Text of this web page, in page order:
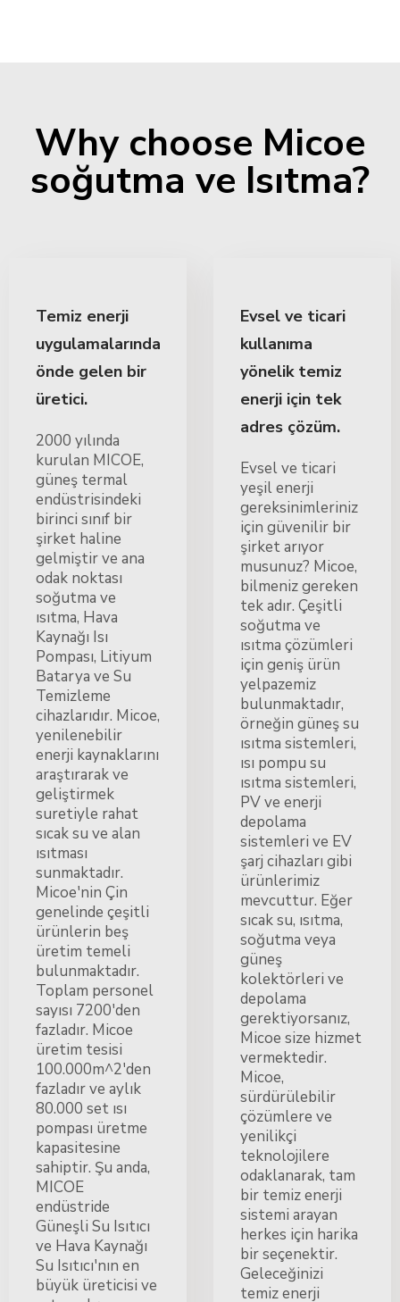
Why choose Micoe
soğutma ve Isıtma?
Temiz enerji
uygulamalarında
önde gelen bir
üretici.
2000 yılında
kurulan MICOE,
güneş termal
endüstrisindeki
birinci sınıf bir
şirket haline
gelmiştir ve ana
odak noktası
soğutma ve
ısıtma, Hava
Kaynağı Isı
Pompası, Litiyum
Batarya ve Su
Temizleme
cihazlarıdır. Micoe,
yenilenebilir
enerji kaynaklarını
araştırarak ve
geliştirmek
suretiyle rahat
sıcak su ve alan
ısıtması
sunmaktadır.
Micoe'nin Çin
genelinde çeşitli
ürünlerin beş
üretim temeli
bulunmaktadır.
Toplam personel
sayısı 7200'den
fazladır. Micoe
üretim tesisi
100.000m^2'den
fazladır ve aylık
80.000 set ısı
pompası üretme
kapasitesine
sahiptir. Şu anda,
MICOE
endüstride
Güneşli Su Isıtıcı
ve Hava Kaynağı
Su Isıtıcı'nın en
büyük üreticisi ve
Evsel ve ticari
kullanıma
yönelik temiz
enerji için tek
adres çözüm.
Evsel ve ticari
yeşil enerji
gereksinimleriniz
için güvenilir bir
şirket arıyor
musunuz? Micoe,
bilmeniz gereken
tek adır. Çeşitli
soğutma ve
ısıtma çözümleri
için geniş ürün
yelpazemiz
bulunmaktadır,
örneğin güneş su
ısıtma sistemleri,
ısı pompu su
ısıtma sistemleri,
PV ve enerji
depolama
sistemleri ve EV
şarj cihazları gibi
ürünlerimiz
mevcuttur. Eğer
sıcak su, ısıtma,
soğutma veya
güneş
kolektörleri ve
depolama
gerektiyorsanız,
Micoe size hizmet
vermektedir.
Micoe,
sürdürülebilir
çözümlere ve
yenilikçi
teknolojilere
odaklanarak, tam
bir temiz enerji
sistemi arayan
herkes için harika
bir seçenektir.
Geleceğinizi
temiz enerji